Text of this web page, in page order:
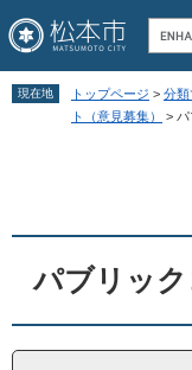
ペ
す
。
メ
し
て
現在地 トップページ > 分類
ト（意見募集）
>
パブリッ